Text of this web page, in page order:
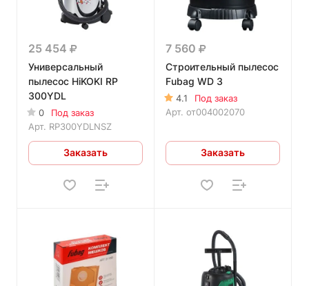
25 454
Универсальный
пылесос HiKOKI RP
300YDL
0
Под заказ
Арт. RP300YDLNSZ
Заказать
7 560
Строительный пылесос
Fubag WD 3
4.1
Под заказ
Арт. от004002070
Заказать